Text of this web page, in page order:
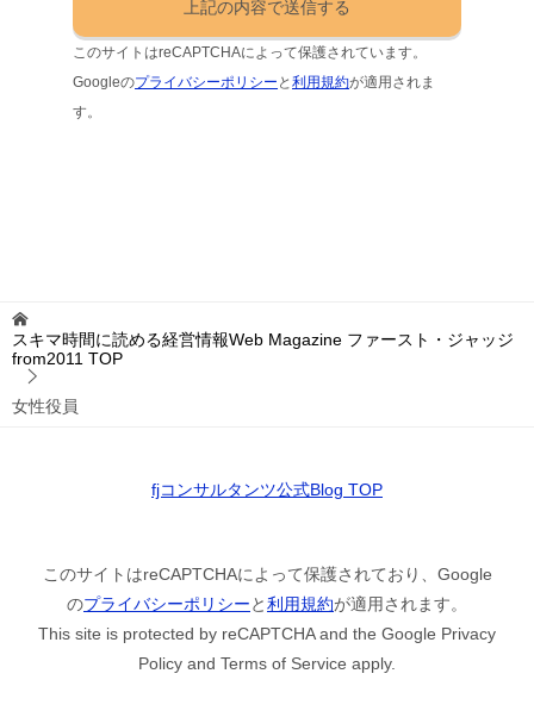
このサイトはreCAPTCHAによって保護されています。
Googleのプライバシーポリシー と利用規約が適用されま
す。
スキマ時間に読める経営情報Web Magazine ファースト・ジャッジ
from2011 TOP
女性役員
fjコンサルタンツ公式Blog TOP
このサイトはreCAPTCHAによって保護されており、Google
のプライバシーポリシーと利用規約が適用されます。
This site is protected by reCAPTCHA and the Google Privacy
Policy and Terms of Service apply.